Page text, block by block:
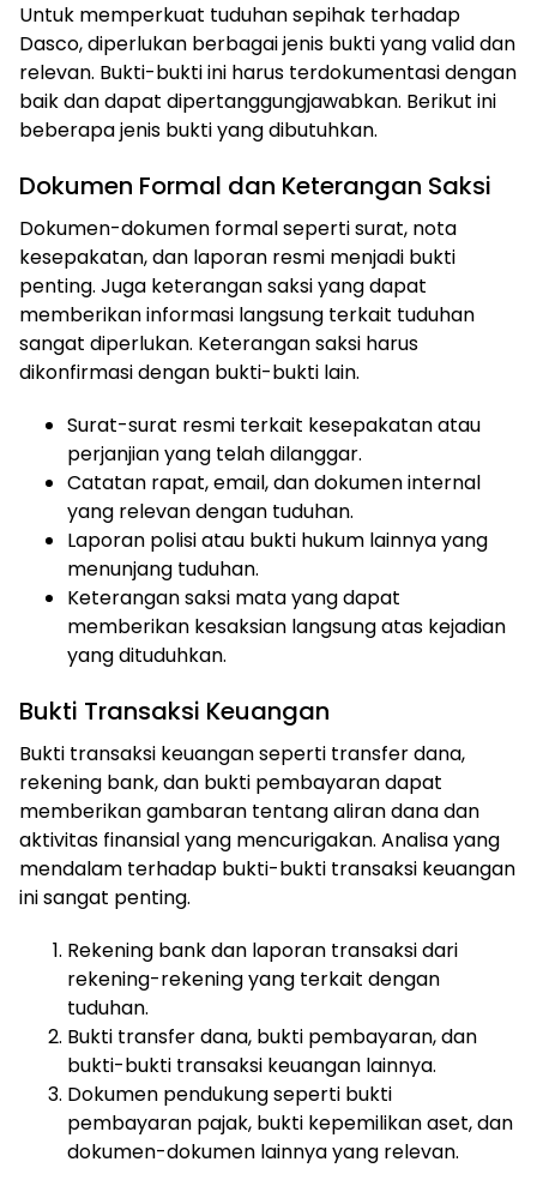
ⓘ
Untuk memperkuat tuduhan sepihak terhadap
Dasco, diperlukan berbagai jenis bukti yang valid dan
relevan. Bukti-bukti ini harus terdokumentasi dengan
baik dan dapat dipertanggungjawabkan. Berikut ini
beberapa jenis bukti yang dibutuhkan.
Dokumen Formal dan Keterangan Saksi
Dokumen-dokumen formal seperti surat, nota
kesepakatan, dan laporan resmi menjadi bukti
penting. Juga keterangan saksi yang dapat
memberikan informasi langsung terkait tuduhan
sangat diperlukan. Keterangan saksi harus
dikonfirmasi dengan bukti-bukti lain.
Surat-surat resmi terkait kesepakatan atau
perjanjian yang telah dilanggar.
Catatan rapat, email, dan dokumen internal
yang relevan dengan tuduhan.
Laporan polisi atau bukti hukum lainnya yang
menunjang tuduhan.
Keterangan saksi mata yang dapat
memberikan kesaksian langsung atas kejadian
yang dituduhkan.
Bukti Transaksi Keuangan
Bukti transaksi keuangan seperti transfer dana,
rekening bank, dan bukti pembayaran dapat
memberikan gambaran tentang aliran dana dan
aktivitas finansial yang mencurigakan. Analisa yang
mendalam terhadap bukti-bukti transaksi keuangan
ini sangat penting.
Rekening bank dan laporan transaksi dari
rekening-rekening yang terkait dengan
tuduhan.
Bukti transfer dana, bukti pembayaran, dan
bukti-bukti transaksi keuangan lainnya.
Dokumen pendukung seperti bukti
pembayaran pajak, bukti kepemilikan aset, dan
dokumen-dokumen lainnya yang relevan.